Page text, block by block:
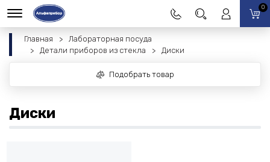
0
Главная
Лабораторная посуда
Детали приборов из стекла
Диски
Подобрать товар
Диски